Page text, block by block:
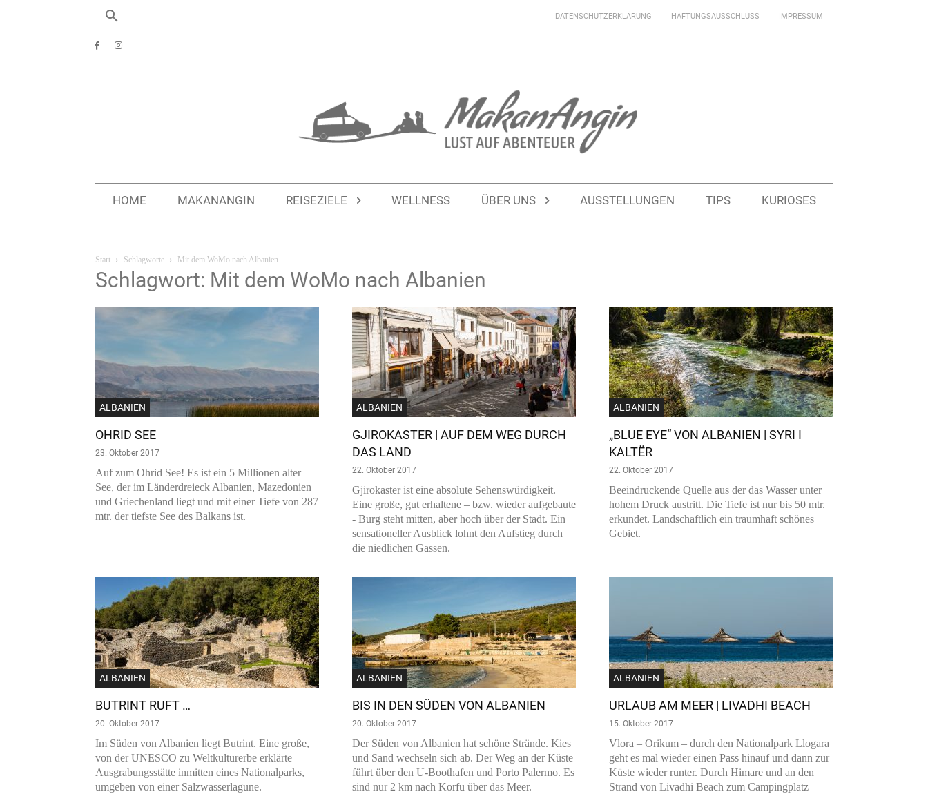
DATENSCHUTZERKLÄRUNG HAFTUNGSAUSSCHLUSS IMPRESSUM
HOME MAKANANGIN REISEZIELE WELLNESS ÜBER UNS AUSSTELLUNGEN TIPS KURIOSES
Start Schlagworte Mit dem WoMo nach Albanien
Schlagwort: Mit dem WoMo nach Albanien
ALBANIEN
OHRID SEE
23. Oktober 2017
Auf zum Ohrid See! Es ist ein 5 Millionen alter
See, der im Länderdreieck Albanien, Mazedonien
und Griechenland liegt und mit einer Tiefe von 287
mtr. der tiefste See des Balkans ist.
ALBANIEN
GJIROKASTER | AUF DEM WEG DURCH
DAS LAND
22. Oktober 2017
Gjirokaster ist eine absolute Sehenswürdigkeit.
Eine große, gut erhaltene – bzw. wieder aufgebaute
- Burg steht mitten, aber hoch über der Stadt. Ein
sensationeller Ausblick lohnt den Aufstieg durch
die niedlichen Gassen.
ALBANIEN
„BLUE EYE“ VON ALBANIEN | SYRI I
KALTËR
22. Oktober 2017
Beeindruckende Quelle aus der das Wasser unter
hohem Druck austritt. Die Tiefe ist nur bis 50 mtr.
erkundet. Landschaftlich ein traumhaft schönes
Gebiet.
ALBANIEN
BUTRINT RUFT …
20. Oktober 2017
Im Süden von Albanien liegt Butrint. Eine große,
von der UNESCO zu Weltkulturerbe erklärte
Ausgrabungsstätte inmitten eines Nationalparks,
umgeben von einer Salzwasserlagune.
ALBANIEN
BIS IN DEN SÜDEN VON ALBANIEN
20. Oktober 2017
Der Süden von Albanien hat schöne Strände. Kies
und Sand wechseln sich ab. Der Weg an der Küste
führt über den U-Boothafen und Porto Palermo. Es
sind nur 2 km nach Korfu über das Meer.
ALBANIEN
URLAUB AM MEER | LIVADHI BEACH
15. Oktober 2017
Vlora – Orikum – durch den Nationalpark Llogara
geht es mal wieder einen Pass hinauf und dann zur
Küste wieder runter. Durch Himare und an den
Strand von Livadhi Beach zum Campingplatz